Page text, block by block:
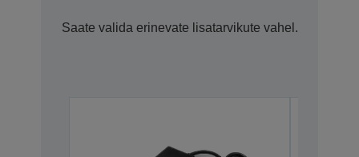
Saate valida erinevate lisatarvikute vahel.